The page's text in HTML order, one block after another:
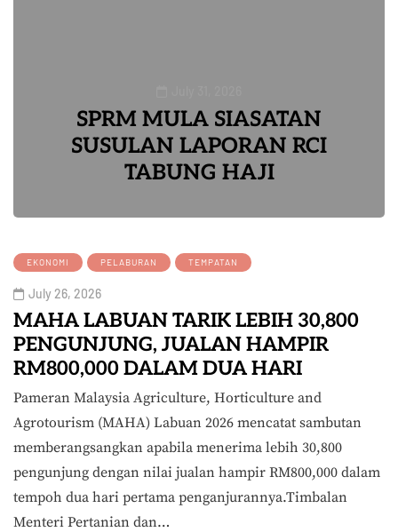
SPRM MULA SIASATAN
SUSULAN LAPORAN RCI
TABUNG HAJI
EKONOMI PELABURAN TEMPATAN
July 26, 2026
MAHA LABUAN TARIK LEBIH 30,800
PENGUNJUNG, JUALAN HAMPIR
RM800,000 DALAM DUA HARI
Pameran Malaysia Agriculture, Horticulture and
Agrotourism (MAHA) Labuan 2026 mencatat sambutan
memberangsangkan apabila menerima lebih 30,800
pengunjung dengan nilai jualan hampir RM800,000 dalam
tempoh dua hari pertama penganjurannya.Timbalan
Menteri Pertanian dan…